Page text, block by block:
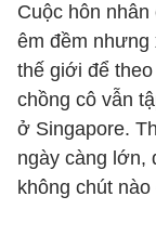
Cuộc hôn
êm đềm nhưng
thế giới để
chồng cô vẫn
ở Singapore.
ngày càng lớn,
không chút